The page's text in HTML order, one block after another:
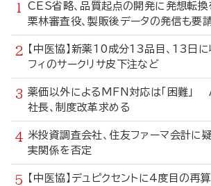
CES省略、品質起点の開発に発想
栗林審査役、製販後データの発信も要
【中医協】新薬10成分13品目、13
フィのサークリサ皮下注など
薬価以外によるMFN対応は「困難」
社長、制度改革求める
米投資調査会社、住友ファーマ会計
実関係を否定
【中医協】デュピクセントに4度目